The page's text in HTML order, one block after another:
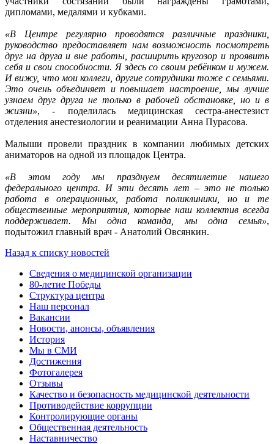
дипломами, медалями и кубками.
«В Центре регулярно проводятся различные праздники,
руководство предоставляет нам возможность посмотреть
друг на друга и вне работы, расширить кругозор и проявить
себя и свои способности. Я здесь со своим ребёнком и мужем.
И вижу, что мои коллеги, другие сотрудники тоже с семьями.
Это очень объединяет и повышает настроение, мы лучше
узнаем друг друга не только в рабочей обстановке, но и в
жизни», - поделилась медицинская сестра-анестезист
отделения анестезиологии и реанимации Анна Пурасова.
Малыши провели праздник в компании любимых детских
аниматоров на одной из площадок Центра.
«В этом году мы празднуем десятилетие нашего
федерального центра. И эти десять лет – это не только
работа в операционных, работа поликлиники, но и те
общественные мероприятия, которые наш коллектив всегда
поддерживает. Мы одна команда, мы одна семья»,
подытожил главный врач - Анатолий Овсянкин.
Назад к списку новостей
Сведения о медицинской организации
80-летие Победы
Структура центра
Наш персонал
Вакансии
Новости, анонсы, объявления
История
Мы в СМИ
Достижения
Фотогалерея
Отзывы
Качество и безопасность медицинской деятельности
Противодействие коррупции
Контролирующие органы
Общественная деятельность
Наставничество